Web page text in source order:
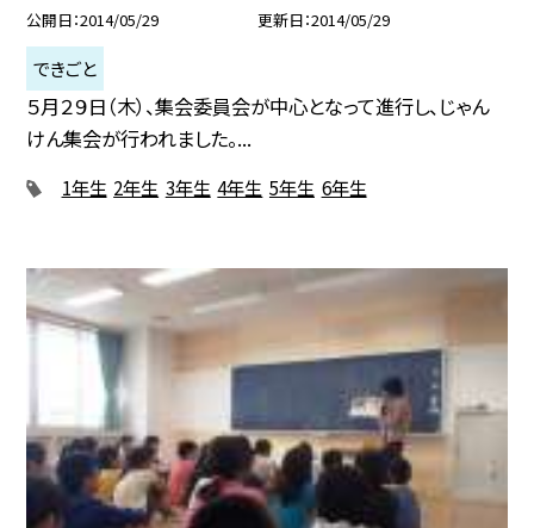
公開日 2014/05/29 更新日 2014/05/29
できごと
５月２９日（木）、集会委員会が中心となって進行し、じゃん
けん集会が行われました。...
1年生 2年生 3年生 4年生 5年生 6年生